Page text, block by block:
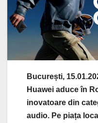
București,
Huawei aduce în
inovatoare din
audio. Pe piața